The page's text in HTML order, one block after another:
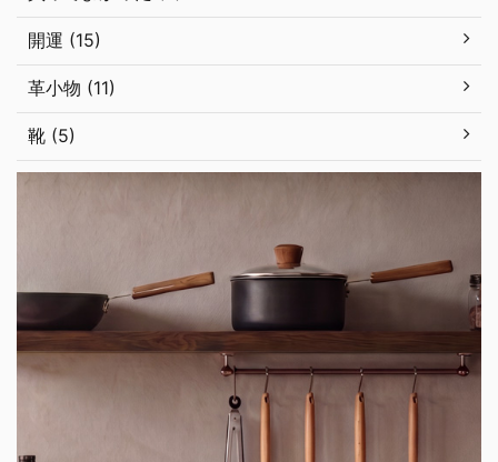
開運 (15)
革小物 (11)
靴 (5)